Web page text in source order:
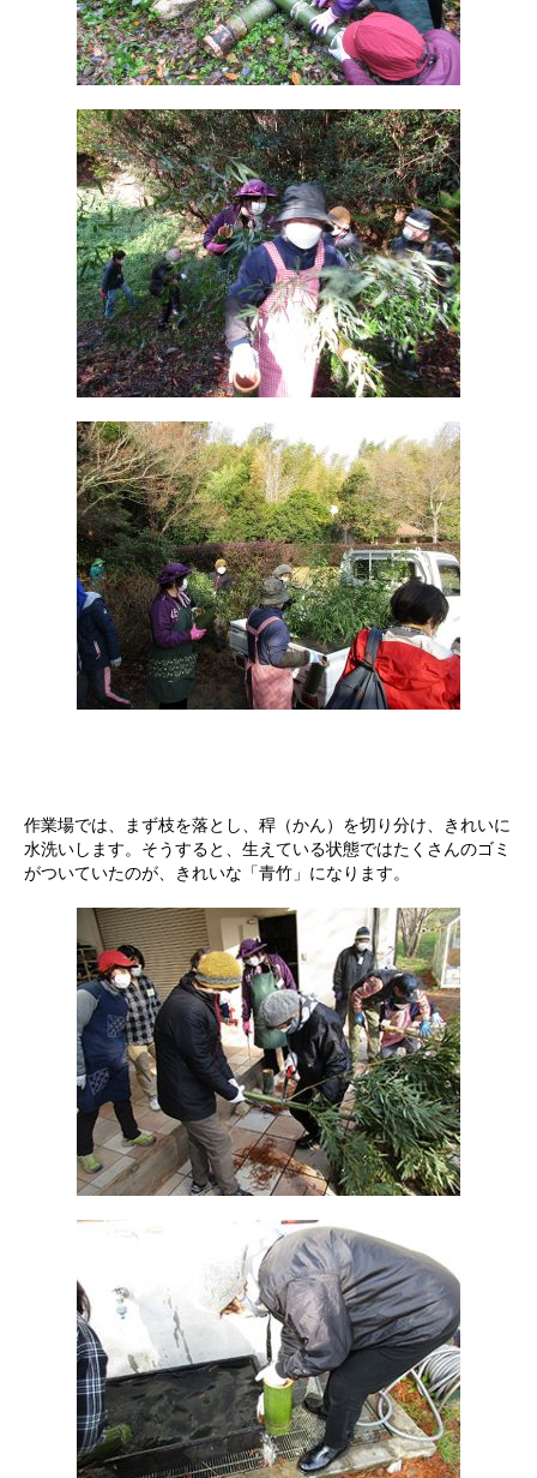
作業場では、まず枝を落とし、稈（かん）を切り分け、きれいに
水洗いします。そうすると、生えている状態ではたくさんのゴミ
がついていたのが、きれいな「青竹」になります。